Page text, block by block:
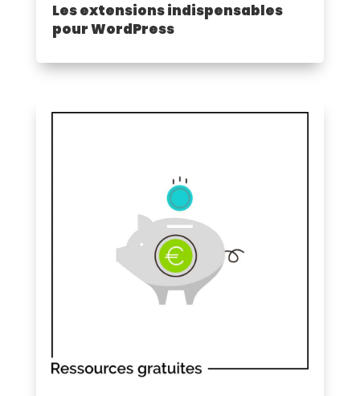
Les extensions indispensables
pour WordPress